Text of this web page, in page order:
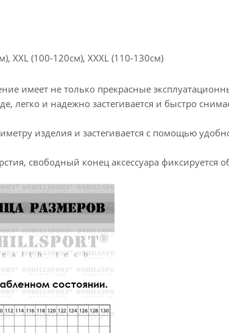
XXL (100-120см), XXXL (110-130см)
имеет не только прекрасные
легко и надежно застегивается и быстро
изделия и застегивается с помощью
свободный конец аксессуара фиксируется